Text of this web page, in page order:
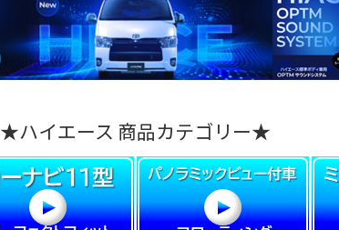
★ハイエース 商品カテゴリー★